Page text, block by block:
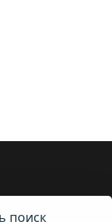
поиск